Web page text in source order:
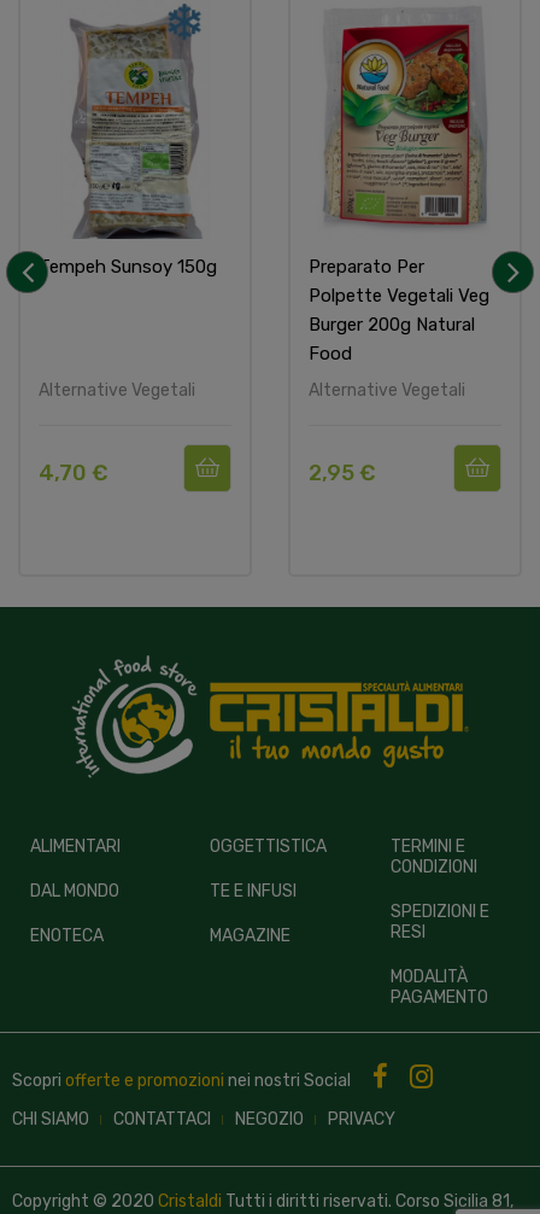
Tempeh Sunsoy 150g
Alternative Vegetali
4,70 €
Preparato Per
Polpette Vegetali Veg
Burger 200g Natural
Food
Alternative Vegetali
2,95 €
ALIMENTARI
DAL MONDO
ENOTECA
OGGETTISTICA
TE E INFUSI
MAGAZINE
TERMINI E
CONDIZIONI
SPEDIZIONI E
RESI
MODALITÀ
PAGAMENTO
Scopri offerte e promozioni nei nostri Social
CHI SIAMO
CONTATTACI NEGOZIO PRIVACY
Copyright © 2020 Cristaldi Tutti i diritti riservati. Corso Sicilia 81,